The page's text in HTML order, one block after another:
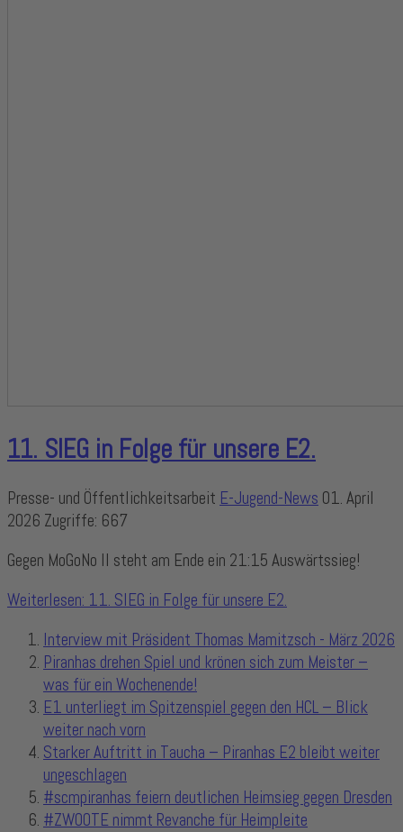
11. SIEG in Folge für unsere E2.
Presse- und Öffentlichkeitsarbeit E-Jugend-News 01. April
2026 Zugriffe: 667
Gegen MoGoNo II steht am Ende ein 21:15 Auswärtssieg!
Weiterlesen: 11. SIEG in Folge für unsere E2.
Interview mit Präsident Thomas Mamitzsch - März 2026
Piranhas drehen Spiel und krönen sich zum Meister –
was für ein Wochenende!
E1 unterliegt im Spitzenspiel gegen den HCL – Blick
weiter nach vorn
Starker Auftritt in Taucha – Piranhas E2 bleibt weiter
ungeschlagen
#scmpiranhas feiern deutlichen Heimsieg gegen Dresden
#ZWOOTE nimmt Revanche für Heimpleite